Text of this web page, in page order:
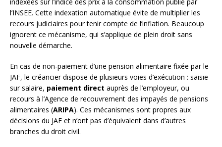
indexées sur l’indice des prix à la consommation publié par
l’INSEE. Cette indexation automatique évite de multiplier les
recours judiciaires pour tenir compte de l’inflation. Beaucoup
ignorent ce mécanisme, qui s’applique de plein droit sans
nouvelle démarche.
En cas de non-paiement d’une pension alimentaire fixée par le
JAF, le créancier dispose de plusieurs voies d’exécution : saisie
sur salaire, paiement direct auprès de l’employeur, ou
recours à l’Agence de recouvrement des impayés de pensions
alimentaires (ARIPA). Ces mécanismes sont propres aux
décisions du JAF et n’ont pas d’équivalent dans d’autres
branches du droit civil.